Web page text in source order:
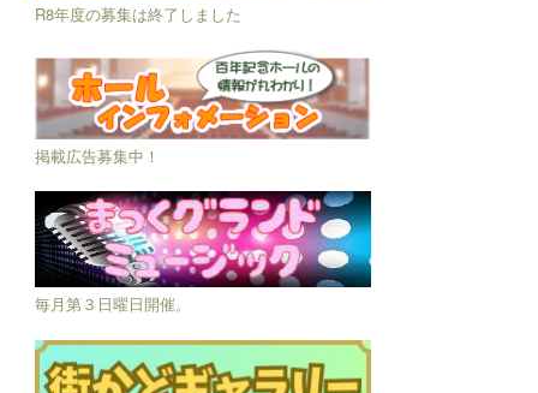
R8年度の募集は終了しました
掲載広告募集中！
毎月第３日曜日開催。